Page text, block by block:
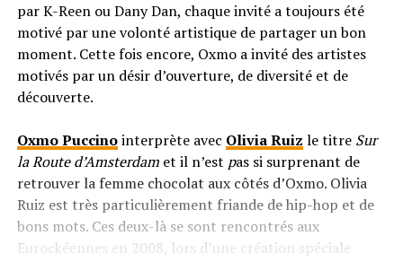
par K-Reen ou Dany Dan, chaque invité a toujours été
motivé par une volonté artistique de partager un bon
moment. Cette fois encore, Oxmo a invité des artistes
motivés par un désir d’ouverture, de diversité et de
découverte.
Oxmo Puccinointerprète avec Olivia Ruiz le titre Sur
la Route d’Amsterdamet il n’est pas si surprenant de
retrouver la femme chocolat aux côtés d’Oxmo. Olivia
Ruiz est très particulièrement friande de hip-hop et de
bons mots. Ces deux-là se sont rencontrés aux
Eurockéennes en 2008, lors d’une création spéciale